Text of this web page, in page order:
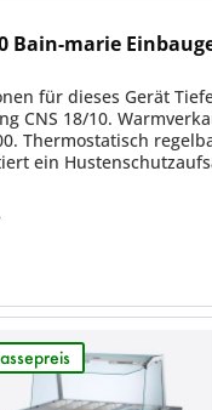
Bain-marie
für dieses Gerät
CNS 18/10.
Thermostatisch
ein